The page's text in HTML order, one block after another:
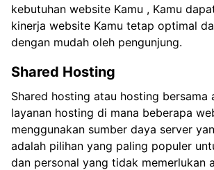
kebutuhan website Kamu , Kamu
kinerja website Kamu tetap optimal
dengan mudah oleh pengunjung.
Shared Hosting
Shared hosting atau hosting bersama
layanan hosting di mana beberapa
menggunakan sumber daya server
adalah pilihan yang paling populer
dan personal yang tidak memerlukan